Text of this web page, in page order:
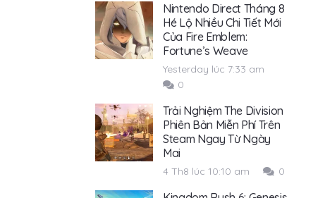
Nintendo Direct Tháng 8
Hé Lộ Nhiều Chi Tiết Mới
Của Fire Emblem:
Fortune’s Weave
Yesterday lúc 7:33 am
0
Trải Nghiệm The Division
Phiên Bản Miễn Phí Trên
Steam Ngay Từ Ngày
Mai
4 Th8 lúc 10:10 am 0